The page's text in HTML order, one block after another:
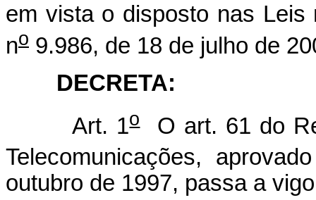
em vista o disposto nas Leis
no 9.986, de 18 de julho de
DECRETA:
Art. 1oO art. 61 do
Telecomunicações,
outubro de 1997, passa a